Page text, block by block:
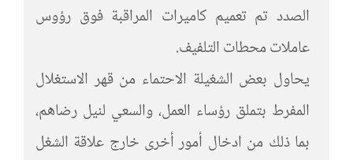
الصدد تم تعميم كاميرات المراقبة فوق رؤوس
عاملات محطات التلفيف.
يحاول بعض الشغيلة الاحتماء من قهر الاستغلال
المفرط بتملق رؤساء العمل، والسعي لنيل رضاهم،
بما ذلك من ادخال أمور أخرى خارج علاقة الشغل